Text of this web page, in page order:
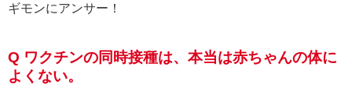
ギモンにアンサー！
Q ワクチンの同時接種は、本当は赤ちゃんの体に
よくない。